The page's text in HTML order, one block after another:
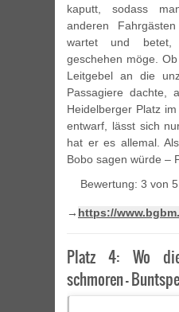
kaputt, sodass
anderen
wartet und
geschehen möge.
Leitgebel an die
Passagiere dachte,
Heidelberger Platz
entwarf, lässt sich
hat er es allemal.
Bobo sagen würde –
Bewertung: 3 von 5
→ https://
Platz 4: Wo
schmoren –